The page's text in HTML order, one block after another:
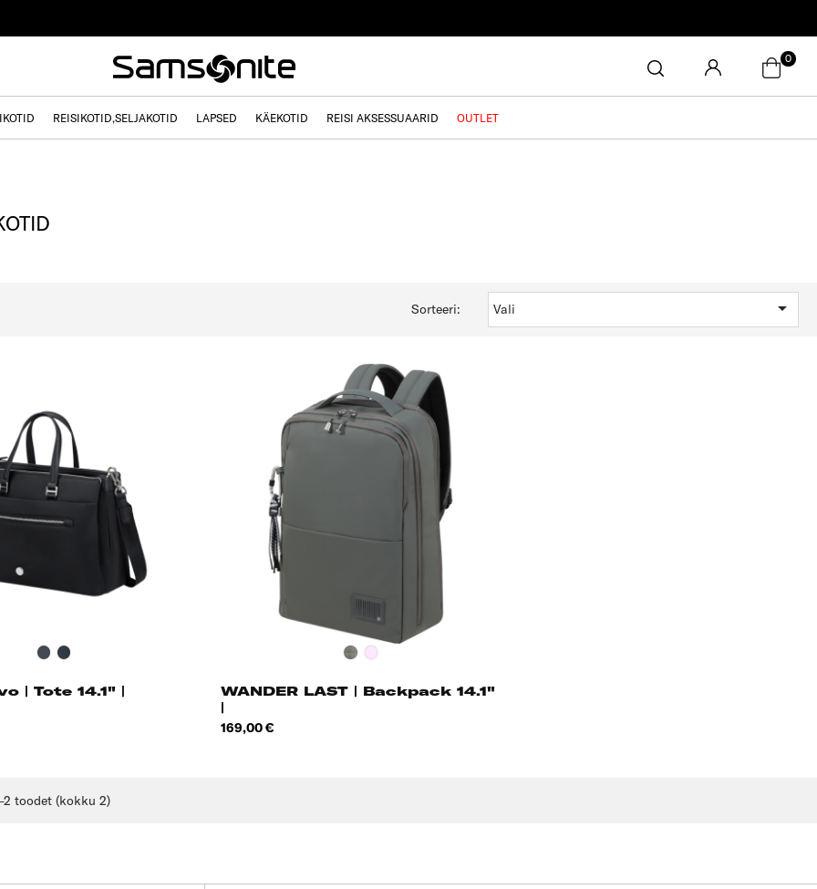
0
REISIKOTID,SELJAKOTID LAPSED KÄEKOTID REISI AKSESSUAARID OUTLET
Sorteeri: Vali 
BlackBlue
| Tote 14.1" |
Gunmetal
Ash
WANDER LAST | Backpack 14.1"
|
Hind
169,00 €
toodet (kokku 2)